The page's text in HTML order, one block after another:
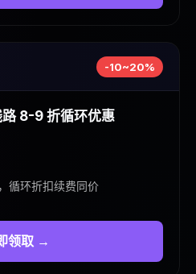
-10~20%
8-9 折循环优惠
循环折扣续费同价
领取 →